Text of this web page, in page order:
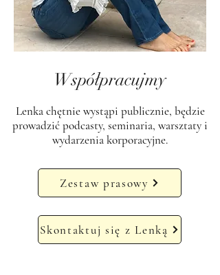
Współpracujmy
Lenka chętnie wystąpi publicznie, będzie
prowadzić podcasty, seminaria, warsztaty i
wydarzenia korporacyjne.
Zestaw prasowy
Skontaktuj się z Lenką